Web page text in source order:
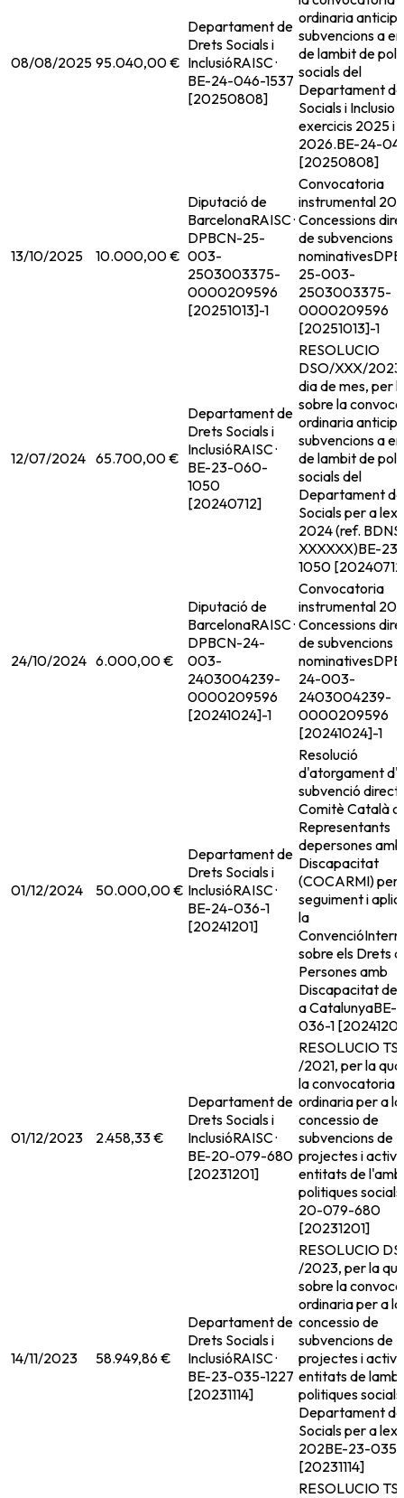
08/08/2025 95.040,00 €
Departament de
Drets Socials i
InclusióRAISC ·
BE-24-046-1537
[20250808]
ordinaria
subvencions a
de lambit de
socials del
Departament
Socials i Inclusio
exercicis 2025 i
2026.BE-24-
[20250808]
13/10/2025 10.000,00 €
Diputació de
BarcelonaRAISC ·
DPBCN-25-
003-
2503003375-
0000209596
[20251013]-1
Convocatoria
instrumental
Concessions
de subvencions
nominatives
25-003-
2503003375-
0000209596
[20251013]-1
12/07/2024 65.700,00 €
Departament de
Drets Socials i
InclusióRAISC ·
BE-23-060-
1050
[20240712]
RESOLUCIO
DSO/XXX/
dia de mes, per
sobre la
ordinaria
subvencions a
de lambit de
socials del
Departament
Socials per a
2024 (ref. BDNS
XXXXXX)BE-
1050
24/10/2024 6.000,00 €
Diputació de
BarcelonaRAISC ·
DPBCN-24-
003-
2403004239-
0000209596
[20241024]-1
Convocatoria
instrumental
Concessions
de subvencions
nominatives
24-003-
2403004239-
0000209596
[20241024]-1
01/12/2024 50.000,00 €
Departament de
Drets Socials i
InclusióRAISC ·
BE-24-036-1
[20241201]
Resolució
d'atorgament
subvenció
Comitè Català
Representants
depersones amb
Discapacitat
(COCARMI) per
seguiment i
la
sobre els Drets
Persones amb
Discapacitat de
a CatalunyaBE-
036-1
01/12/2023 2.458,33 €
Departament de
Drets Socials i
InclusióRAISC ·
BE-20-079-680
[20231201]
RESOLUCIO
/2021, per la
la convocatoria
ordinaria per a la
concessio de
subvencions de
projectes i
entitats de
politiques socials
20-079-680
[20231201]
14/11/2023 58.949,86 €
Departament de
Drets Socials i
InclusióRAISC ·
BE-23-035-1227
[20231114]
RESOLUCIO
/2023, per la
sobre la
ordinaria per a la
concessio de
subvencions de
projectes i
entitats de
politiques
Departament
Socials per a
202BE-23-035-
[20231114]
RESOLUCIO